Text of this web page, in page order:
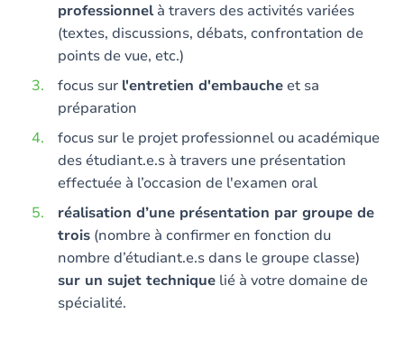
professionnelà travers des activités variées
(textes, discussions, débats, confrontation de
points de vue, etc.)
focus sur l'entretien d'embauche et sa
préparation
focus sur le projet professionnel ou académique
des étudiant.e.s à travers une présentation
effectuée à l’occasion de l'examen oral
réalisation d’une présentation par groupe de
trois (nombre à confirmer en fonction du
nombre d’étudiant.e.s dans le groupe classe)
sur un sujet technique lié à votre domaine de
spécialité.